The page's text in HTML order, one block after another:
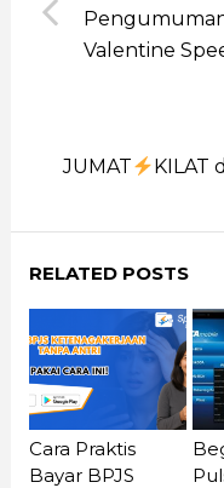
Valentine
JUMAT KILAT
RELATED POSTS
Cara Praktis
Bayar BPJS